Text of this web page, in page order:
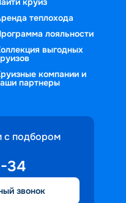
теплохода
лояльности
выгодных
компании и
партнеры
с подбором
34
звонок